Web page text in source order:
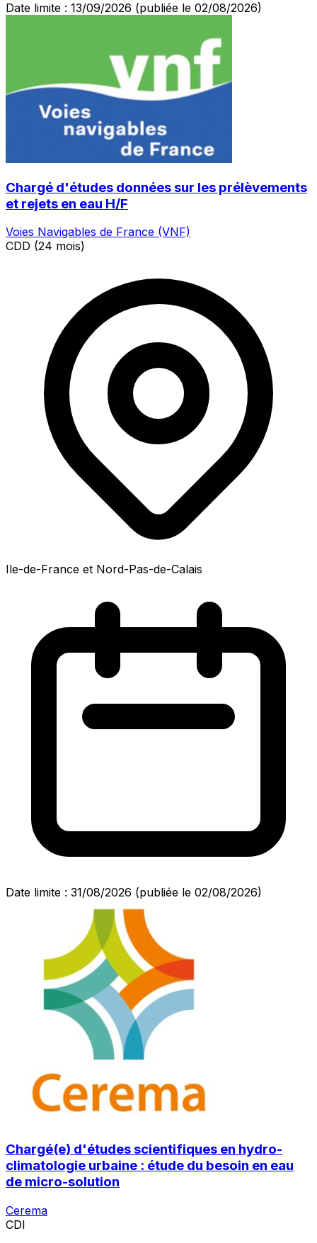
Date limite : 13/09/2026 (publiée le 02/08/2026)
Chargé d'études données sur les prélèvements
et rejets en eau H/F
Voies Navigables de France (VNF)
CDD (24 mois)
Ile-de-France et Nord-Pas-de-Calais
Date limite : 31/08/2026 (publiée le 02/08/2026)
Chargé(e) d'études scientifiques en hydro-
climatologie urbaine : étude du besoin en eau
de micro-solution
Cerema
CDI